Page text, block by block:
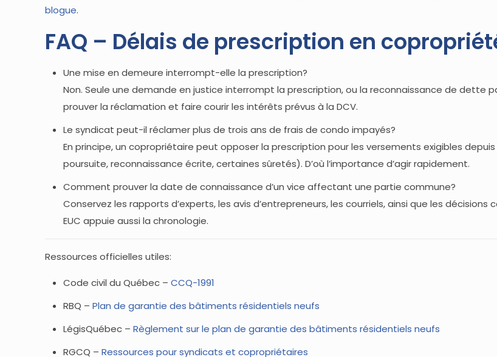
blogue.
FAQ – Délais de prescription en
Une mise en demeure interrompt-elle la prescription?
Non. Seule une demande en justice interrompt la prescription, ou la reconnaissance de dette
prouver la réclamation et faire courir les intérêts prévus à la DCV.
Le syndicat peut-il réclamer plus de trois ans de frais de condo impayés?
En principe, un copropriétaire peut opposer la prescription pour les versements exigibles
poursuite, reconnaissance écrite, certaines sûretés). D’où l’importance d’agir rapidement.
Comment prouver la date de connaissance d’un vice affectant une partie commune?
Conservez les rapports d’experts, les avis d’entrepreneurs, les courriels, ainsi que les décisions
EUC appuie aussi la chronologie.
Ressources officielles utiles:
Code civil du Québec –CCQ-1991
RBQ –Plan de garantie des bâtiments résidentiels neufs
LégisQuébec –Règlement sur le plan de garantie des bâtiments résidentiels neufs
RGCQ –Ressources pour syndicats et copropriétaires